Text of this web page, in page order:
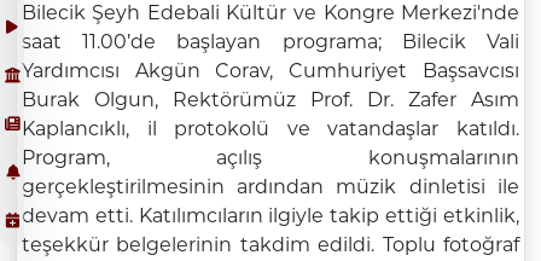
Bilecik Şeyh Edebali Kültür ve Kongre Merkezi'nde
saat 11.00’de başlayan programa; Bilecik Vali
Yardımcısı Akgün Corav, Cumhuriyet Başsavcısı
Burak Olgun, Rektörümüz Prof. Dr. Zafer Asım
Kaplancıklı, il protokolü ve vatandaşlar katıldı.
Program, açılış konuşmalarının
gerçekleştirilmesinin ardından müzik dinletisi ile
devam etti. Katılımcıların ilgiyle takip ettiği etkinlik,
teşekkür belgelerinin takdim edildi. Toplu fotoğraf